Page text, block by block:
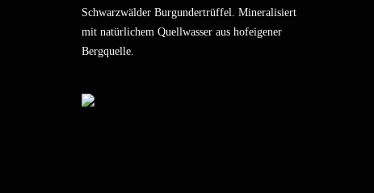
Schwarzwälder Burgundertrüffel. Mineralisiert
mit natürlichem Quellwasser aus hofeigener
Bergquelle.